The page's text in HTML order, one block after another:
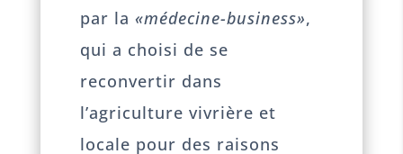
par la«médecine-business»,
qui a choisi de se
reconvertir dans
l’agriculture vivrière et
locale pour des raisons